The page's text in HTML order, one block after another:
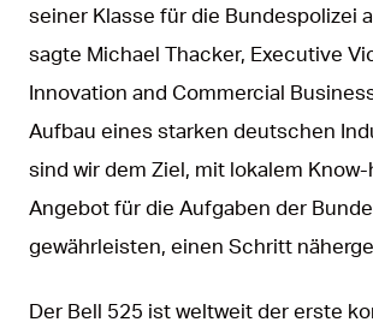
seiner Klasse für die Bundespolizei
sagte Michael Thacker, Executive
Innovation and Commercial
Aufbau eines starken deutschen
sind wir dem Ziel, mit lokalem
Angebot für die Aufgaben der
gewährleisten, einen Schritt
Der Bell 525 ist weltweit der erste